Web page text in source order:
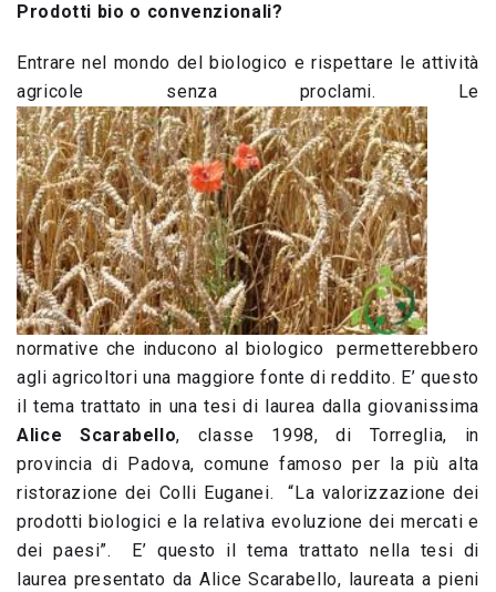
Prodotti bio o convenzionali?
Entrare nel mondo del biologico e rispettare le attività
agricole senza proclami. Le
normative che inducono al biologico permetterebbero
agli agricoltori una maggiore fonte di reddito. E’ questo
il tema trattato in una tesi di laurea dalla giovanissima
Alice Scarabello, classe 1998, di Torreglia, in
provincia di Padova, comune famoso per la più alta
ristorazione dei Colli Euganei. “La valorizzazione dei
prodotti biologici e la relativa evoluzione dei mercati e
dei paesi”. E’ questo il tema trattato nella tesi di
laurea presentato da Alice Scarabello, laureata a pieni